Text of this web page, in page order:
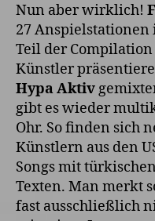
Nun aber wirklich!
27 Anspielstationen
Teil der
Künstler
Hypa Aktiv
gibt es wieder
Ohr. So finden sich
Künstlern aus den
Songs mit
Texten. Man merkt
fast ausschließlich